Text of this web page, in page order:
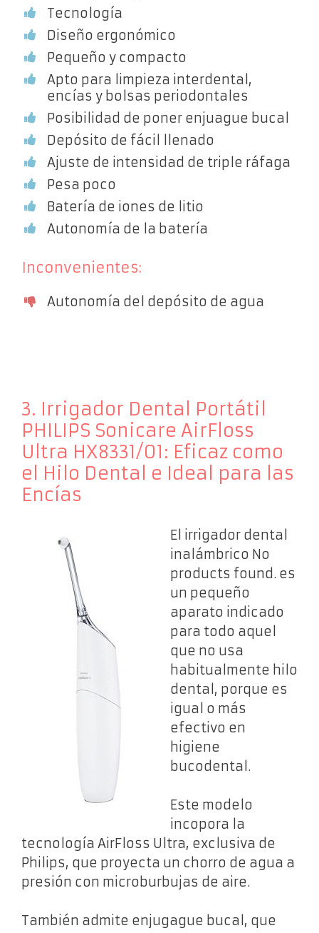
Tecnología
Diseño ergonómico
Pequeño y compacto
Apto para limpieza interdental,
encías y bolsas periodontales
Posibilidad de poner enjuague bucal
Depósito de fácil llenado
Ajuste de intensidad de triple ráfaga
Pesa poco
Batería de iones de litio
Autonomía de la batería
Inconvenientes:
Autonomía del depósito de agua
3. Irrigador Dental Portátil
PHILIPS Sonicare AirFloss
Ultra HX8331/01: Eficaz como
el Hilo Dental e Ideal para las
Encías
El irrigador dental
inalámbrico No
products found. es
un pequeño
aparato indicado
para todo aquel
que no usa
habitualmente hilo
dental, porque es
igual o más
efectivo en
higiene
bucodental.
Este modelo
incopora la
tecnología AirFloss Ultra, exclusiva de
Philips, que proyecta un chorro de agua a
presión con microburbujas de aire.
También admite enjugague bucal, que